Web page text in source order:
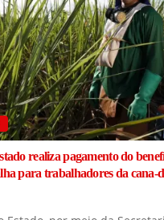
realiza pagamento do
para trabalhadores da cana-